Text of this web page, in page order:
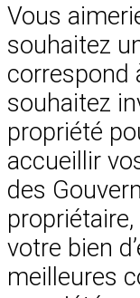
Vous
souhaitez
correspond
souhaitez
propriété
accueillir
des
votre bien
meilleures